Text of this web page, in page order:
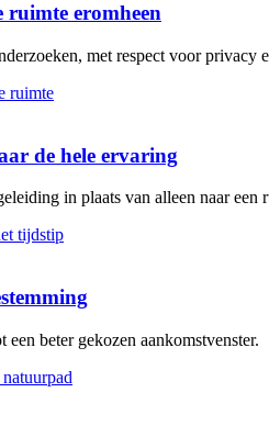
ruimte eromheen
met respect voor privacy
de hele ervaring
in plaats van alleen naar een
beter gekozen aankomstvenster.